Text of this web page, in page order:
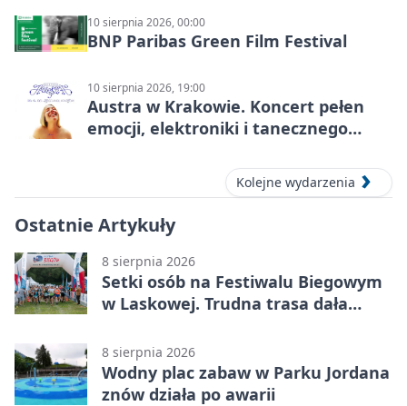
10 sierpnia 2026, 00:00
BNP Paribas Green Film Festival
10 sierpnia 2026, 19:00
Austra w Krakowie. Koncert pełen
emocji, elektroniki i tanecznego
Kolejne wydarzenia
Ostatnie Artykuły
8 sierpnia 2026
Setki osób na Festiwalu Biegowym
w Laskowej. Trudna trasa dała
8 sierpnia 2026
Wodny plac zabaw w Parku Jordana
znów działa po awarii